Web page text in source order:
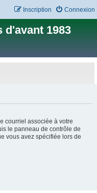
Connexion
Inscription
d'avant 1983
courriel associée à votre
le panneau de contrôle de
vous avez spécifiée lors de